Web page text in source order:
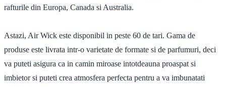
rafturile din Europa, Canada si Australia.
Astazi, Air Wick este disponibil in peste 60 de tari. Gama de
produse este livrata intr-o varietate de formate si de parfumuri, deci
va puteti asigura ca in camin miroase intotdeauna proaspat si
imbietor si puteti crea atmosfera perfecta pentru a va imbunatati